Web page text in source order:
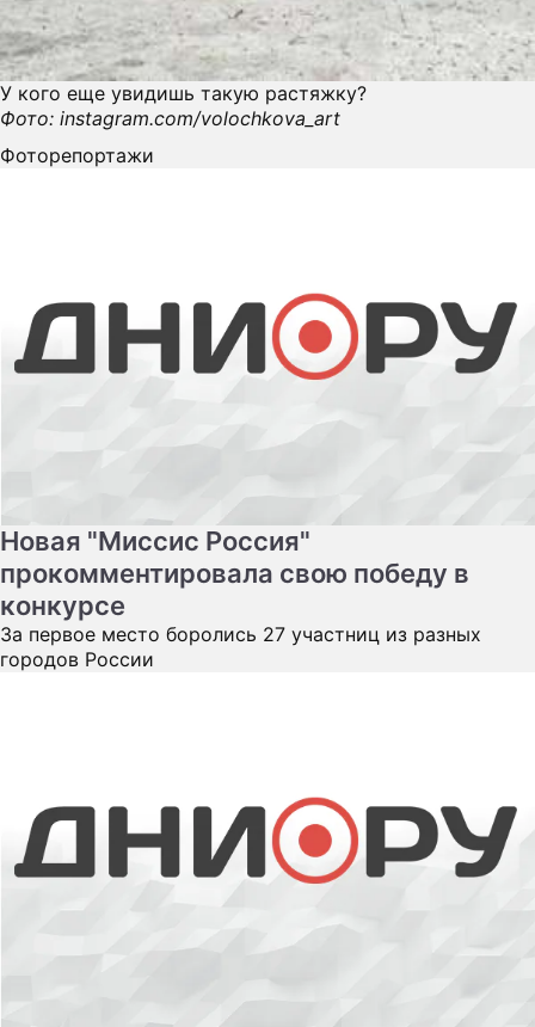
У кого еще увидишь такую растяжку?
Фото: instagram.com/volochkova_art
Фоторепортажи
Новая "Миссис Россия"
прокомментировала свою победу в
конкурсе
За первое место боролись 27 участниц из разных
городов России